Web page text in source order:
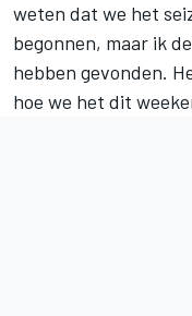
weten dat we het
begonnen, maar ik
hebben gevonden.
hoe we het dit